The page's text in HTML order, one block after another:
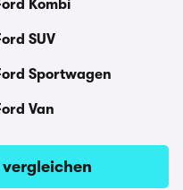
Kombi
SUV
Sportwagen
Van